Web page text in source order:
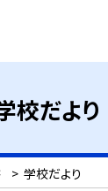
校だより
> 学校だより